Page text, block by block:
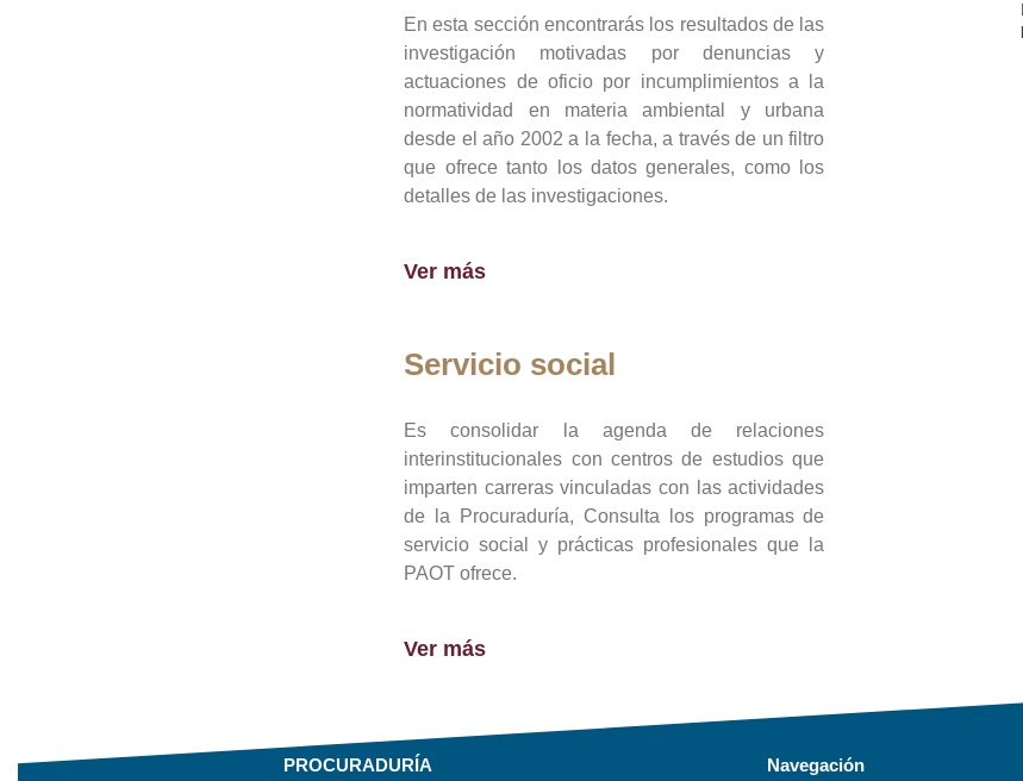
En esta sección encontrarás los resultados de las
investigación motivadas por denuncias y
actuaciones de oficio por incumplimientos a la
normatividad en materia ambiental y urbana
desde el año 2002 a la fecha, a través de un filtro
que ofrece tanto los datos generales, como los
detalles de las investigaciones.
Ver más
Servicio social
Es consolidar la agenda de relaciones
interinstitucionales con centros de estudios que
imparten carreras vinculadas con las actividades
de la Procuraduría, Consulta los programas de
servicio social y prácticas profesionales que la
PAOT ofrece.
Ver más
PROCURADURÍA Navegación